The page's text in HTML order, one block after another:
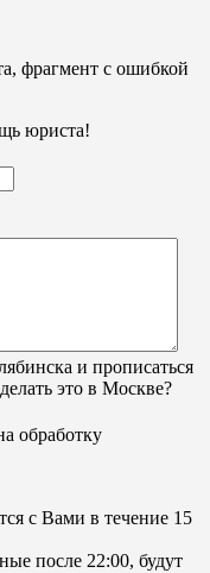
фрагмент с ошибкой
юриста!
и прописаться
это в Москве?
обработку
с Вами в течение 15
после 22:00, будут